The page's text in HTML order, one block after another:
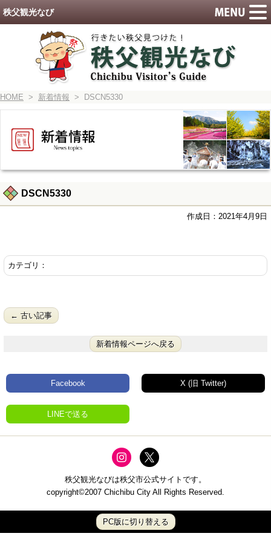
HOME > 新着情報 > DSCN5330
DSCN5330
作成日：2021年4月9日
カテゴリ：
← 古い記事
新着情報ページへ戻る
Facebook X (旧 Twitter)
LINEで送る
秩父観光なびは秩父市公式サイトです。
copyright©2007 Chichibu City All Rights Reserved.
秩父観光なび
PC版に切り替える